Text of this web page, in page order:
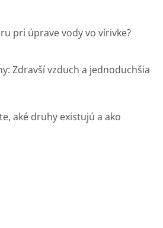
pri úprave vody vo vírivke?
Zdravší vzduch a jednoduchšia
aké druhy existujú a ako